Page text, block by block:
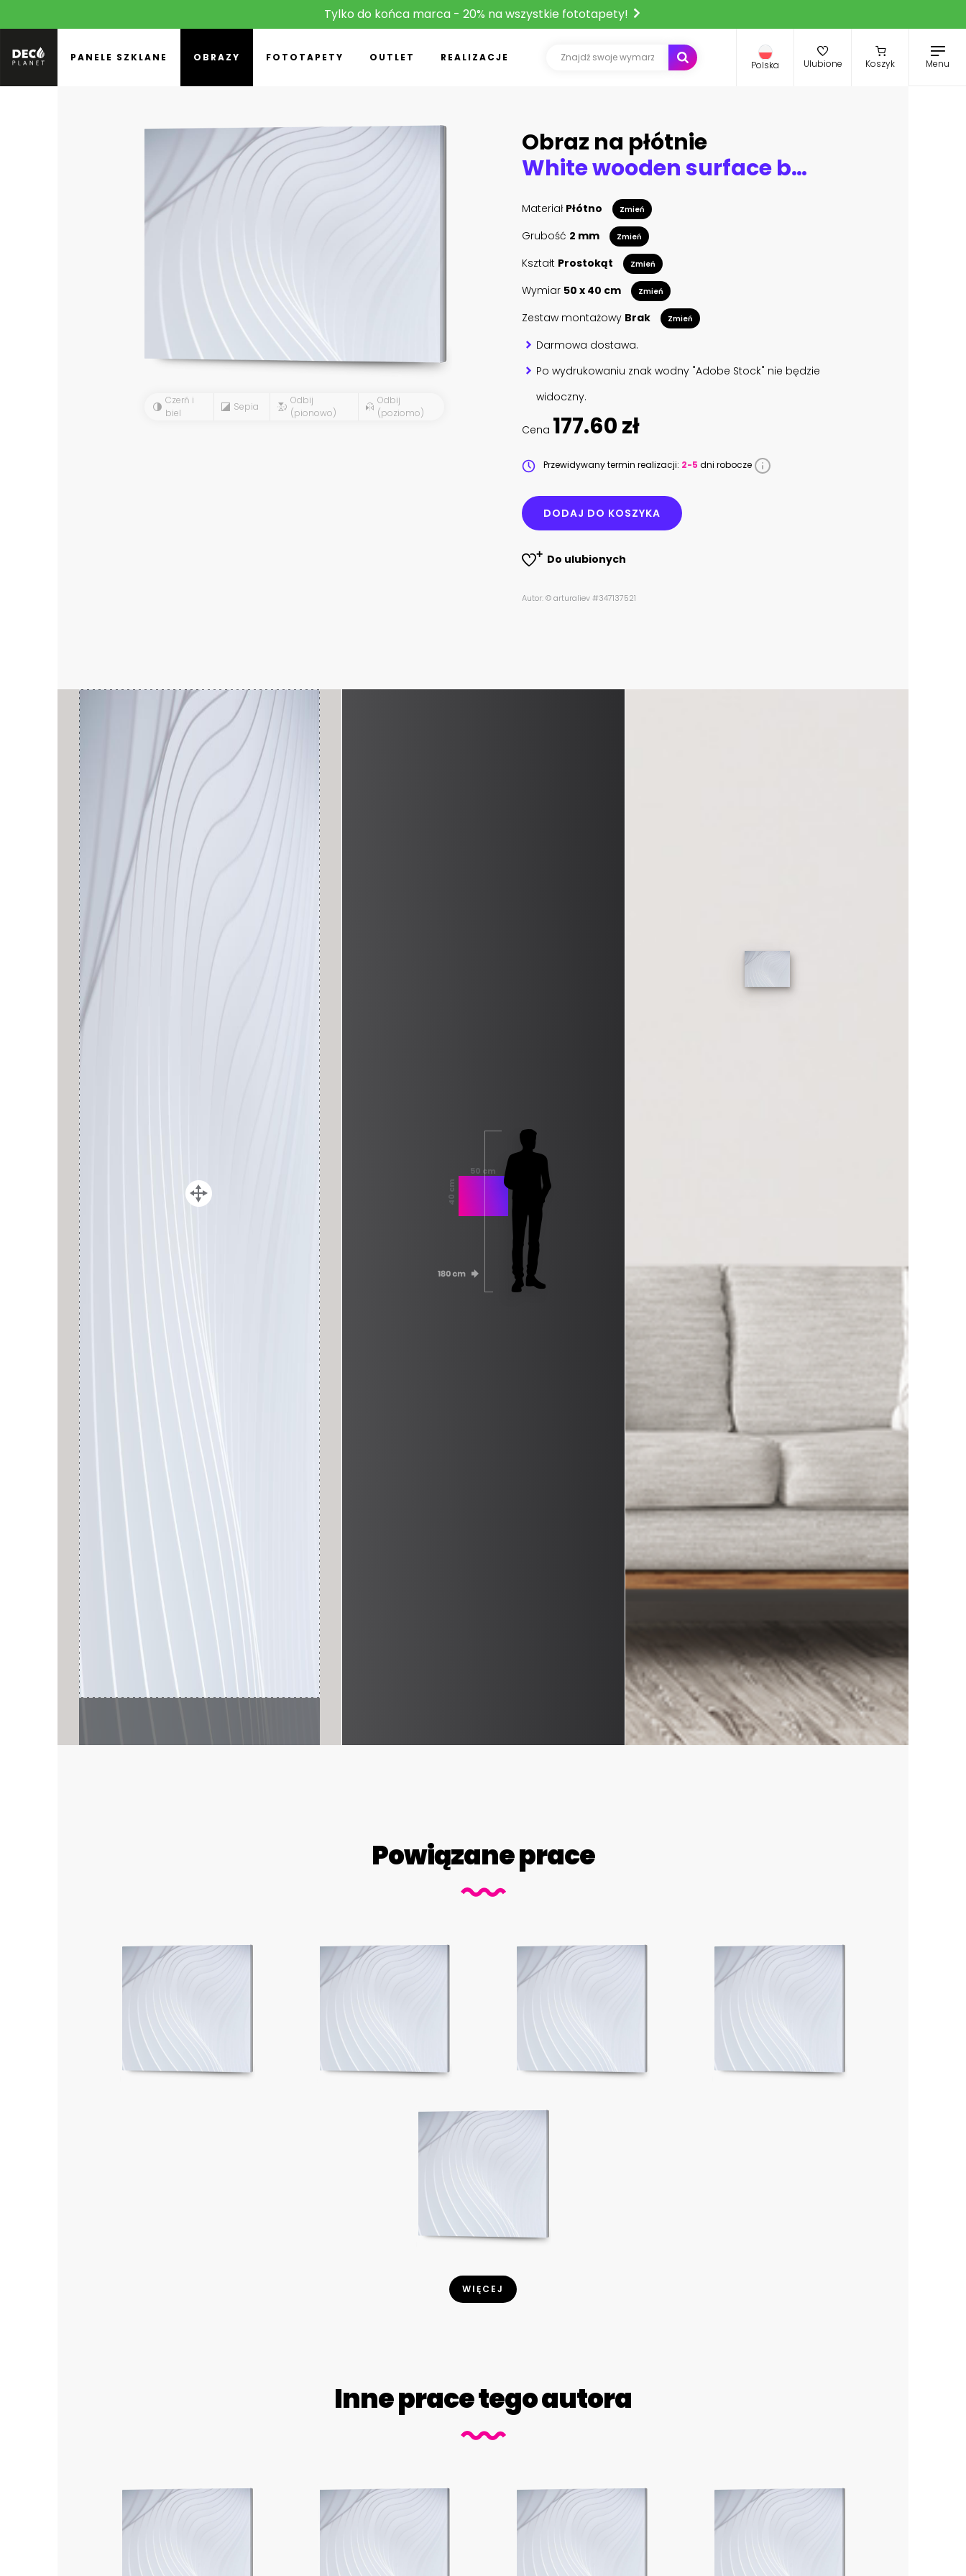
Tylko do końca marca - 20% na wszystkie fototapety!
PANELE SZKLANE OBRAZY FOTOTAPETY OUTLET REALIZACJE
Polska Ulubione Koszyk Menu
Czerń i
biel
Sepia
Odbij
(pionowo)
Odbij
(poziomo)
Obraz na płótnie
White wooden surface background, vector plank wood texture
Materiał Płótno Zmień
Grubość 2 mm Zmień
Kształt Prostokąt Zmień
Wymiar 50 x 40 cm Zmień
Zestaw montażowy Brak Zmień
Darmowa dostawa.
Po wydrukowaniu znak wodny "Adobe Stock" nie będzie
widoczny.
Cena 177.60 zł
Przewidywany termin realizacji: 2-5 dni robocze
DODAJ DO KOSZYKA
Do ulubionych
Autor: © arturaliev #347137521
50 cm
40 cm
Powiązane prace
WIĘCEJ
Inne prace tego autora